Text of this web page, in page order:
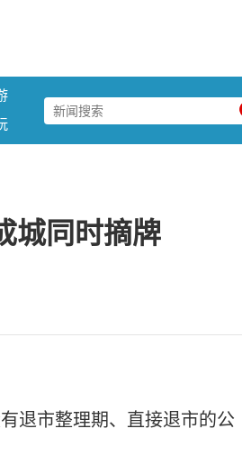
城同时摘牌
退市整理期、直接退市的公